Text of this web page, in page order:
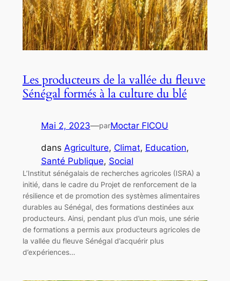
Les producteurs de la vallée du fleuve
Sénégal formés à la culture du blé
Mai 2, 2023—parMoctar FICOU
dans Agriculture, Climat, Education
Santé Publique, Social
L’Institut sénégalais de recherches agricoles (ISRA) a
initié, dans le cadre du Projet de renforcement de la
résilience et de promotion des systèmes alimentaires
durables au Sénégal, des formations destinées aux
producteurs. Ainsi, pendant plus d’un mois, une série
de formations a permis aux producteurs agricoles de
la vallée du fleuve Sénégal d’acquérir plus
d’expériences…